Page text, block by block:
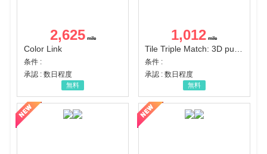
2,625
Color Link
条件 :
承認 : 数日程度
無料
1,012
Tile Triple Match: 3D puzzle
条件 :
承認 : 数日程度
無料